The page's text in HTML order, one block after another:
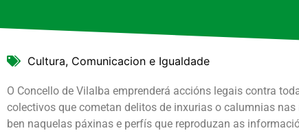
Cultura, Comunicacion e Igualdade
O Concello de Vilalba emprenderá accións legais contra
colectivos que cometan delitos de inxurias o calumnias
ben naquelas páxinas e perfís que reproduzan as